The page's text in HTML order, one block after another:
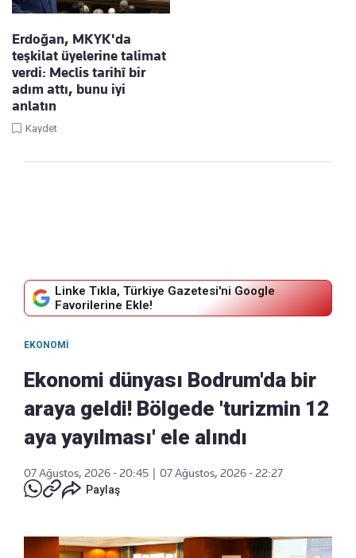
Erdoğan, MKYK'da
teşkilat üyelerine talimat
verdi: Meclis tarihî bir
adım attı, bunu iyi
anlatın
Kaydet
Linke Tıkla, Türkiye Gazetesi'ni Google
Favorilerine Ekle!
EKONOMI
Ekonomi dünyası Bodrum'da bir
araya geldi! Bölgede 'turizmin 12
aya yayılması' ele alındı
07 Ağustos, 2026 - 20:45
07 Ağustos, 2026 - 22:27
Paylaş